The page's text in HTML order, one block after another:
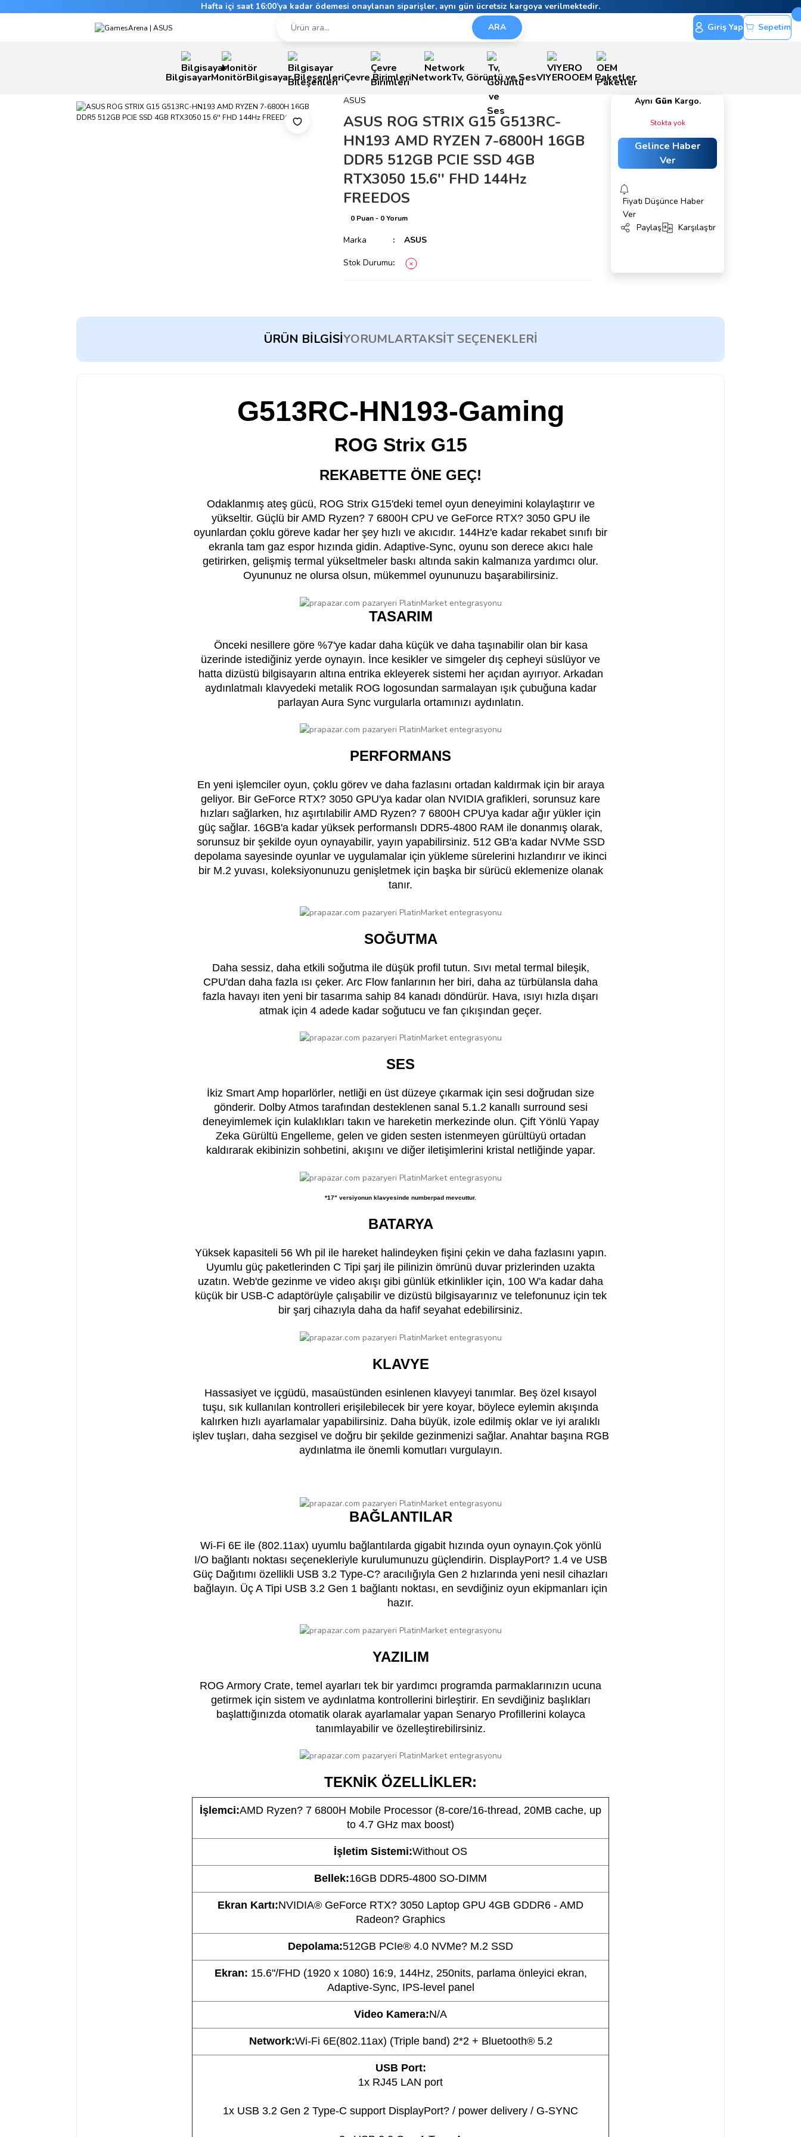
Hafta içi saat 16:00’ya kadar ödemesi onaylanan siparişler, aynı gün ücretsiz kargoya verilmektedir.
ARA
Giriş Yap Sepetim
BilgisayarMonitörBilgisayar BileşenleriÇevre BirimleriNetworkTv, Görüntü ve SesVIYEROOEM Paketler
ASUS
ASUS ROG STRIX G15 G513RC-
HN193 AMD RYZEN 7-6800H 16GB
DDR5 512GB PCIE SSD 4GB
RTX3050 15.6'' FHD 144Hz
FREEDOS
0 Puan - 0 Yorum
Marka ASUS
Stok Durumu
Aynı Gün Kargo.
Stokta yok
Gelince Haber
Ver
Fiyatı Düşünce Haber
Ver
Paylaş
Karşılaştır
ÜRÜN BILGISIYORUMLARTAKSIT SEÇENEKLERI
G513RC-HN193-Gaming
ROG Strix G15
REKABETTE ÖNE GEÇ!
Odaklanmış ateş gücü, ROG Strix G15'deki temel oyun deneyimini kolaylaştırır ve
yükseltir. Güçlü bir AMD Ryzen? 7 6800H CPU ve GeForce RTX? 3050 GPU ile
oyunlardan çoklu göreve kadar her şey hızlı ve akıcıdır. 144Hz'e kadar rekabet sınıfı bir
ekranla tam gaz espor hızında gidin. Adaptive-Sync, oyunu son derece akıcı hale
getirirken, gelişmiş termal yükseltmeler baskı altında sakin kalmanıza yardımcı olur.
Oyununuz ne olursa olsun, mükemmel oyununuzu başarabilirsiniz.
TASARIM
Önceki nesillere göre %7'ye kadar daha küçük ve daha taşınabilir olan bir kasa
üzerinde istediğiniz yerde oynayın. İnce kesikler ve simgeler dış cepheyi süslüyor ve
hatta dizüstü bilgisayarın altına entrika ekleyerek sistemi her açıdan ayırıyor. Arkadan
aydınlatmalı klavyedeki metalik ROG logosundan sarmalayan ışık çubuğuna kadar
parlayan Aura Sync vurgularla ortamınızı aydınlatın.
PERFORMANS
En yeni işlemciler oyun, çoklu görev ve daha fazlasını ortadan kaldırmak için bir araya
geliyor. Bir GeForce RTX? 3050 GPU'ya kadar olan NVIDIA grafikleri, sorunsuz kare
hızları sağlarken, hız aşırtılabilir AMD Ryzen? 7 6800H CPU'ya kadar ağır yükler için
güç sağlar. 16GB'a kadar yüksek performanslı DDR5-4800 RAM ile donanmış olarak,
sorunsuz bir şekilde oyun oynayabilir, yayın yapabilirsiniz. 512 GB'a kadar NVMe SSD
depolama sayesinde oyunlar ve uygulamalar için yükleme sürelerini hızlandırır ve ikinci
bir M.2 yuvası, koleksiyonunuzu genişletmek için başka bir sürücü eklemenize olanak
tanır.
SOĞUTMA
Daha sessiz, daha etkili soğutma ile düşük profil tutun. Sıvı metal termal bileşik,
CPU'dan daha fazla ısı çeker. Arc Flow fanlarının her biri, daha az türbülansla daha
fazla havayı iten yeni bir tasarıma sahip 84 kanadı döndürür. Hava, ısıyı hızla dışarı
atmak için 4 adede kadar soğutucu ve fan çıkışından geçer.
SES
İkiz Smart Amp hoparlörler, netliği en üst düzeye çıkarmak için sesi doğrudan size
gönderir. Dolby Atmos tarafından desteklenen sanal 5.1.2 kanallı surround sesi
deneyimlemek için kulaklıkları takın ve hareketin merkezinde olun. Çift Yönlü Yapay
Zeka Gürültü Engelleme, gelen ve giden sesten istenmeyen gürültüyü ortadan
kaldırarak ekibinizin sohbetini, akışını ve diğer iletişimlerini kristal netliğinde yapar.
*17" versiyonun klavyesinde numberpad mevcuttur.
BATARYA
Yüksek kapasiteli 56 Wh pil ile hareket halindeyken fişini çekin ve daha fazlasını yapın.
Uyumlu güç paketlerinden C Tipi şarj ile pilinizin ömrünü duvar prizlerinden uzakta
uzatın. Web'de gezinme ve video akışı gibi günlük etkinlikler için, 100 W'a kadar daha
küçük bir USB-C adaptörüyle çalışabilir ve dizüstü bilgisayarınız ve telefonunuz için tek
bir şarj cihazıyla daha da hafif seyahat edebilirsiniz.
KLAVYE
Hassasiyet ve içgüdü, masaüstünden esinlenen klavyeyi tanımlar. Beş özel kısayol
tuşu, sık kullanılan kontrolleri erişilebilecek bir yere koyar, böylece eylemin akışında
kalırken hızlı ayarlamalar yapabilirsiniz. Daha büyük, izole edilmiş oklar ve iyi aralıklı
işlev tuşları, daha sezgisel ve doğru bir şekilde gezinmenizi sağlar. Anahtar başına RGB
aydınlatma ile önemli komutları vurgulayın.
BAĞLANTILAR
Wi-Fi 6E ile (802.11ax) uyumlu bağlantılarda gigabit hızında oyun oynayın.Çok yönlü
I/O bağlantı noktası seçenekleriyle kurulumunuzu güçlendirin. DisplayPort? 1.4 ve USB
Güç Dağıtımı özellikli USB 3.2 Type-C? aracılığıyla Gen 2 hızlarında yeni nesil cihazları
bağlayın. Üç A Tipi USB 3.2 Gen 1 bağlantı noktası, en sevdiğiniz oyun ekipmanları için
hazır.
YAZILIM
ROG Armory Crate, temel ayarları tek bir yardımcı programda parmaklarınızın ucuna
getirmek için sistem ve aydınlatma kontrollerini birleştirir. En sevdiğiniz başlıkları
başlattığınızda otomatik olarak ayarlamalar yapan Senaryo Profillerini kolayca
tanımlayabilir ve özelleştirebilirsiniz.
TEKNİK ÖZELLİKLER:
İşlemci:AMD Ryzen? 7 6800H Mobile Processor (8-core/16-thread, 20MB cache, up
to 4.7 GHz max boost)
İşletim Sistemi:Without OS
Bellek:16GB DDR5-4800 SO-DIMM
Ekran Kartı:NVIDIA® GeForce RTX? 3050 Laptop GPU 4GB GDDR6 - AMD
Radeon? Graphics
Depolama:512GB PCIe® 4.0 NVMe? M.2 SSD
Ekran: 15.6"/FHD (1920 x 1080) 16:9, 144Hz, 250nits, parlama önleyici ekran,
Adaptive-Sync, IPS-level panel
Video Kamera:N/A
Network:Wi-Fi 6E(802.11ax) (Triple band) 2*2 + Bluetooth® 5.2
USB Port:
1x RJ45 LAN port
1x USB 3.2 Gen 2 Type-C support DisplayPort? / power delivery / G-SYNC